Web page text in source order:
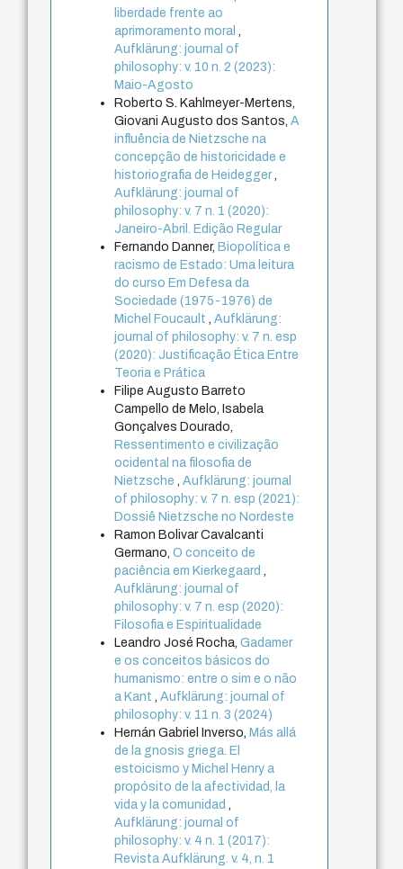
liberdade frente ao
aprimoramento moral,
Aufklärung: journal of
philosophy: v. 10 n. 2 (2023):
Maio-Agosto
Roberto S. Kahlmeyer-Mertens,
Giovani Augusto dos Santos,A
influência de Nietzsche na
concepção de historicidade e
historiografia de Heidegger,
Aufklärung: journal of
philosophy: v. 7 n. 1 (2020):
Janeiro-Abril. Edição Regular
Fernando Danner, Biopolítica e
racismo de Estado: Uma leitura
do curso Em Defesa da
Sociedade (1975-1976) de
Michel Foucault,Aufklärung:
journal of philosophy: v. 7 n. esp
(2020): Justificação Ética Entre
Teoria e Prática
Filipe Augusto Barreto
Campello de Melo, Isabela
Gonçalves Dourado,
Ressentimento e civilização
ocidental na filosofia de
Nietzsche,Aufklärung: journal
of philosophy: v. 7 n. esp (2021):
Dossiê Nietzsche no Nordeste
Ramon Bolivar Cavalcanti
Germano,O conceito de
paciência em Kierkegaard,
Aufklärung: journal of
philosophy: v. 7 n. esp (2020):
Filosofia e Espiritualidade
Leandro José Rocha,Gadamer
e os conceitos básicos do
humanismo: entre o sim e o não
a Kant,Aufklärung: journal of
philosophy: v. 11 n. 3 (2024)
Hernán Gabriel Inverso, Más allá
de la gnosis griega. El
estoicismo y Michel Henry a
propósito de la afectividad, la
vida y la comunidad,
Aufklärung: journal of
philosophy: v. 4 n. 1 (2017):
Revista Aufklärung. v. 4, n. 1